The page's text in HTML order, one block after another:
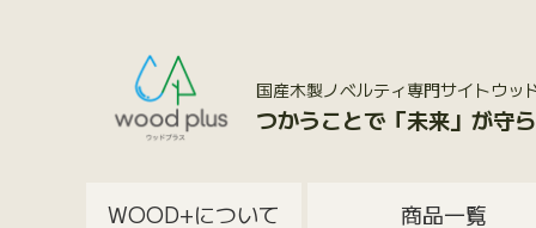
国産木製ノベルティ専門サイトウッ
つかうことで「未来」が守
WOOD+について 商品一覧